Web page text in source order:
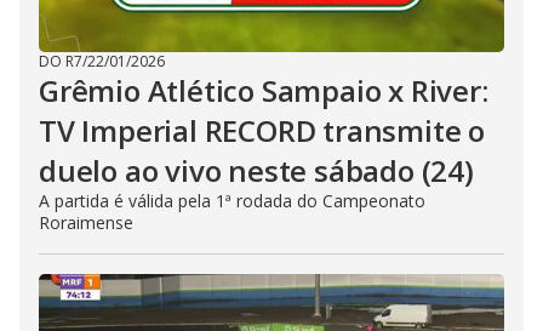
DO R7/22/01/2026
Grêmio Atlético Sampaio x River:
TV Imperial RECORD transmite o
duelo ao vivo neste sábado (24)
A partida é válida pela 1ª rodada do Campeonato
Roraimense